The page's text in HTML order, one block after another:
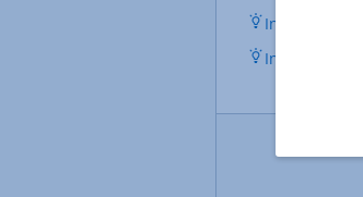
Installer Plesk
Installer